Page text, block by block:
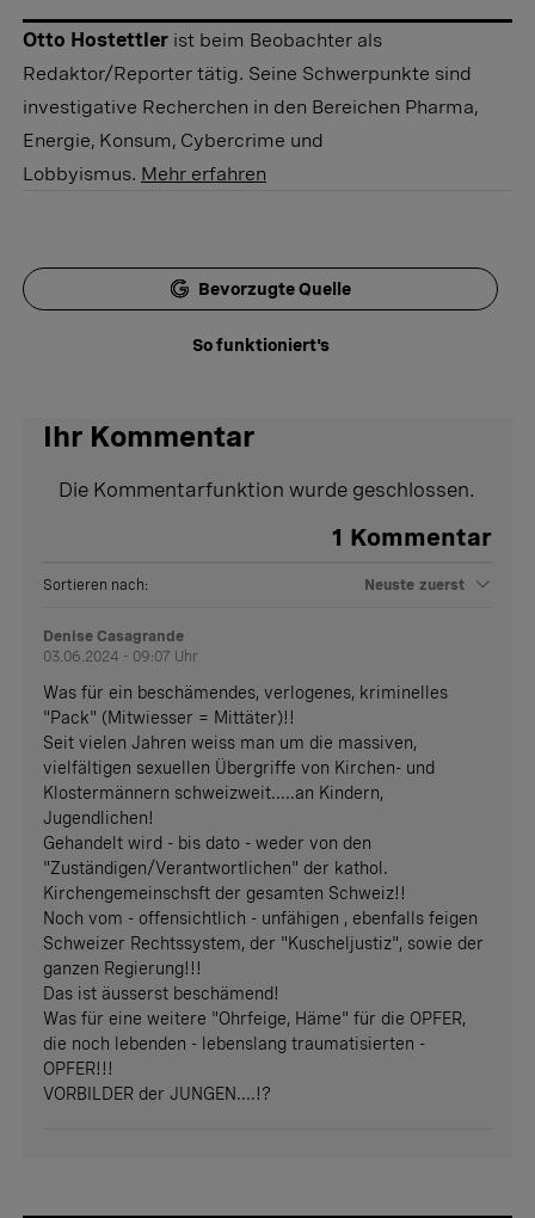
Otto Hostettler ist beim Beobachter als
Redaktor/Reporter tätig. Seine Schwerpunkte sind
investigative Recherchen in den Bereichen Pharma,
Energie, Konsum, Cybercrime und
Lobbyismus. Mehr erfahren
Bevorzugte Quelle
So funktioniert's
Ihr Kommentar
Die Kommentarfunktion wurde geschlossen.
1 Kommentar
Sortieren nach: Neuste zuerst
Denise Casagrande
03.06.2024 - 09:07 Uhr
Was für ein beschämendes, verlogenes, kriminelles
"Pack" (Mitwiesser = Mittäter)!!
Seit vielen Jahren weiss man um die massiven,
vielfältigen sexuellen Übergriffe von Kirchen- und
Klostermännern schweizweit.....an Kindern,
Jugendlichen!
Gehandelt wird - bis dato - weder von den
"Zuständigen/Verantwortlichen" der kathol.
Kirchengemeinschsft der gesamten Schweiz!!
Noch vom - offensichtlich - unfähigen , ebenfalls feigen
Schweizer Rechtssystem, der "Kuscheljustiz", sowie der
ganzen Regierung!!!
Das ist äusserst beschämend!
Was für eine weitere "Ohrfeige, Häme" für die OPFER,
die noch lebenden - lebenslang traumatisierten -
OPFER!!!
VORBILDER der JUNGEN....!?